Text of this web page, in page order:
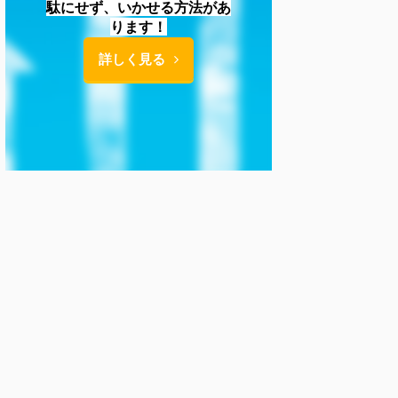
駄にせず、いかせる方法があ
ります！
詳しく見る